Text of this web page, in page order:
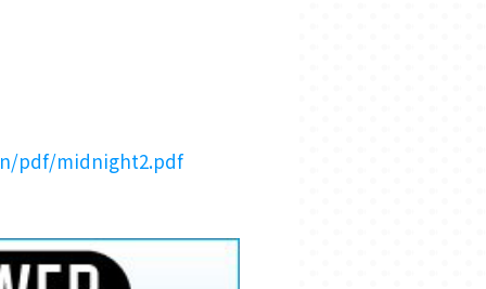
pdf/midnight2.pdf